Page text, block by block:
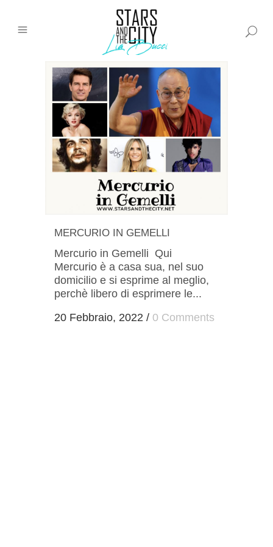
MERCURIO IN GEMELLI
Mercurio in Gemelli Qui
Mercurio è a casa sua, nel suo
domicilio e si esprime al meglio,
perchè libero di esprimere le...
20 Febbraio, 2022 / 0 Comments